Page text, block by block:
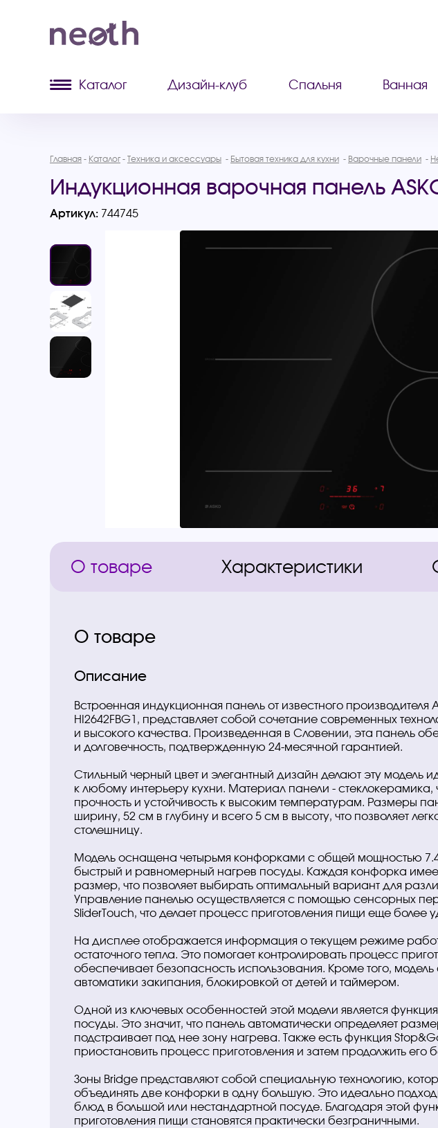
Каталог Дизайн-клуб Спальня Ванная
Главная Каталог Техника и аксессуары Бытовая техника для кухни Варочные панели
Индукционная варочная панель
Артикул: 744745
О товаре Характеристики
О товаре
Описание
Встроенная индукционная панель от известного производителя
HI2642FBG1, представляет собой сочетание современных
и высокого качества. Произведенная в Словении, эта панель
и долговечность, подтвержденную 24-месячной гарантией.
Стильный черный цвет и элегантный дизайн делают эту модель
к любому интерьеру кухни. Материал панели - стеклокерамика,
прочность и устойчивость к высоким температурам. Размеры
ширину, 52 см в глубину и всего 5 см в высоту, что позволяет
столешницу.
Модель оснащена четырьмя конфорками с общей мощностью 7.4
быстрый и равномерный нагрев посуды. Каждая конфорка
размер, что позволяет выбирать оптимальный вариант для
Управление панелью осуществляется с помощью сенсорных
SliderTouch, что делает процесс приготовления пищи еще
На дисплее отображается информация о текущем режиме
остаточного тепла. Это помогает контролировать процесс
обеспечивает безопасность использования. Кроме того,
автоматики закипания, блокировкой от детей и таймером.
Одной из ключевых особенностей этой модели является
посуды. Это значит, что панель автоматически определяет
подстраивает под нее зону нагрева. Также есть функция
приостановить процесс приготовления и затем продолжить его
Зоны Bridge представляют собой специальную технологию,
объединять две конфорки в одну большую. Это идеально
блюд в большой или нестандартной посуде. Благодаря этой
приготовления пищи становятся практически безграничными.